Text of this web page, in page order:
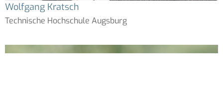
Wolfgang Kratsch
Technische Hochschule Augsburg